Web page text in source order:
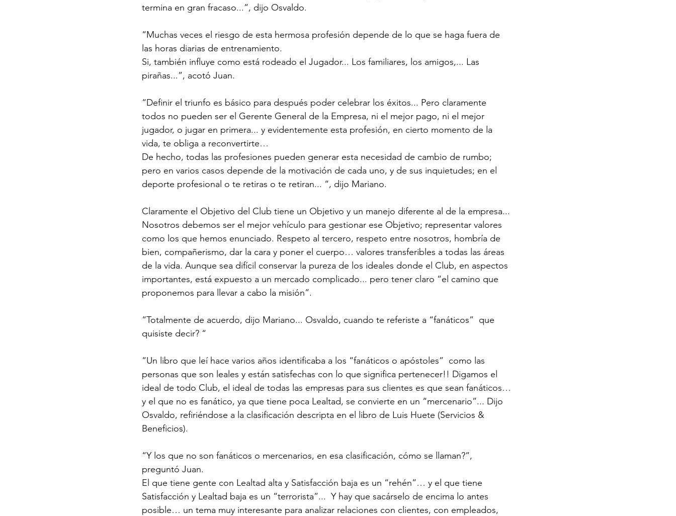
termina en gran fracaso...”, dijo Osvaldo.
“Muchas veces el riesgo de esta hermosa profesión depende de lo que se haga fuera de
las horas diarias de entrenamiento.
Si, también influye como está rodeado el Jugador... Los familiares, los amigos,... Las
pirañas...”, acotó Juan.
“Definir el triunfo es básico para después poder celebrar los éxitos... Pero claramente
todos no pueden ser el Gerente General de la Empresa, ni el mejor pago, ni el mejor
jugador, o jugar en primera... y evidentemente esta profesión, en cierto momento de la
vida, te obliga a reconvertirte…
De hecho, todas las profesiones pueden generar esta necesidad de cambio de rumbo;
pero en varios casos depende de la motivación de cada uno, y de sus inquietudes; en el
deporte profesional o te retiras o te retiran... “, dijo Mariano.
Claramente el Objetivo del Club tiene un Objetivo y un manejo diferente al de la empresa...
Nosotros debemos ser el mejor vehículo para gestionar ese Objetivo; representar valores
como los que hemos enunciado. Respeto al tercero, respeto entre nosotros, hombría de
bien, compañerismo, dar la cara y poner el cuerpo… valores transferibles a todas las áreas
de la vida. Aunque sea difícil conservar la pureza de los ideales donde el Club, en aspectos
importantes, está expuesto a un mercado complicado... pero tener claro “el camino que
proponemos para llevar a cabo la misión”.
“Totalmente de acuerdo, dijo Mariano... Osvaldo, cuando te referiste a “fanáticos”  que
quisiste decir? “
“Un libro que leí hace varios años identificaba a los “fanáticos o apóstoles”  como las
personas que son leales y están satisfechas con lo que significa pertenecer!! Digamos el
ideal de todo Club, el ideal de todas las empresas para sus clientes es que sean fanáticos…
y el que no es fanático, ya que tiene poca Lealtad, se convierte en un “mercenario”... Dijo
Osvaldo, refiriéndose a la clasificación descripta en el libro de Luis Huete (Servicios &
Beneficios).
“Y los que no son fanáticos o mercenarios, en esa clasificación, cómo se llaman?”,
preguntó Juan.
El que tiene gente con Lealtad alta y Satisfacción baja es un “rehén”… y el que tiene
Satisfacción y Lealtad baja es un “terrorista”...  Y hay que sacárselo de encima lo antes
posible… un tema muy interesante para analizar relaciones con clientes, con empleados,